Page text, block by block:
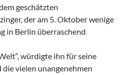
geschätzten
der am 5. Oktober wenige
in Berlin überraschend
würdigte ihn für seine
vielen unangenehmen